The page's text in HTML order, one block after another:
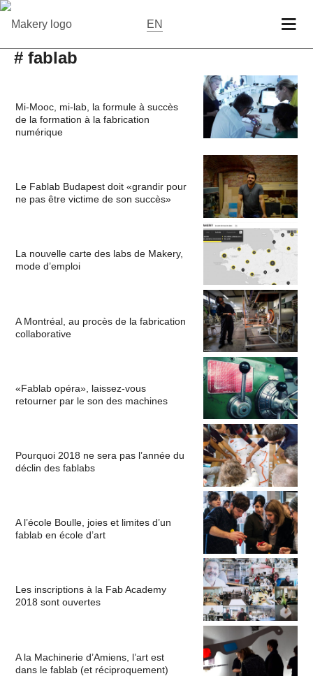
EN
# fablab
Mi-Mooc, mi-lab, la formule à succès
de la formation à la fabrication
numérique
Le Fablab Budapest doit «grandir pour
ne pas être victime de son succès»
La nouvelle carte des labs de Makery,
mode d’emploi
A Montréal, au procès de la fabrication
collaborative
«Fablab opéra», laissez-vous
retourner par le son des machines
Pourquoi 2018 ne sera pas l’année du
déclin des fablabs
A l’école Boulle, joies et limites d’un
fablab en école d’art
Les inscriptions à la Fab Academy
2018 sont ouvertes
A la Machinerie d’Amiens, l’art est
dans le fablab (et réciproquement)